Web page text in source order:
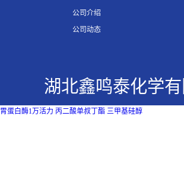
公司介绍
公司动态
湖北鑫鸣泰化学
胃蛋白酶1万活力 丙二酸单叔丁酯 三甲基硅醇